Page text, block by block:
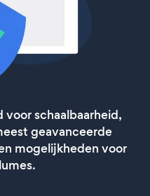
schaalbaarheid,
geavanceerde
mogelijkheden voor